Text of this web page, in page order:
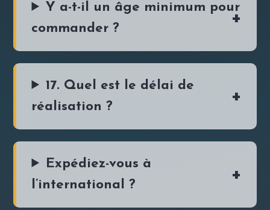
Y a-t-il un âge minimum pour
commander ?
17. Quel est le délai de
réalisation ?
Expédiez-vous à
l’international ?